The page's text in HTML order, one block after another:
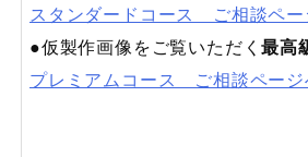
スタンダードコース ご相談ペー
●仮製作画像をご覧いただく最高
プレミアムコース ご相談ページ